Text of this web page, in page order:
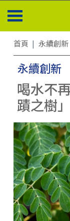
首頁 永續創新
永續創新
喝水不
蹟之樹